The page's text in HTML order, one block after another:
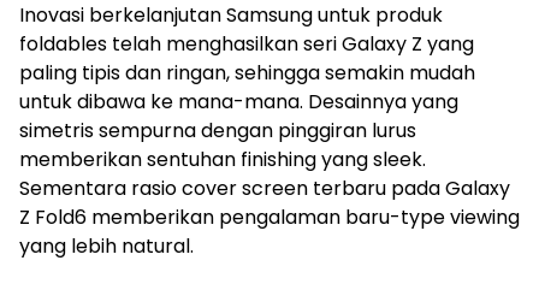
Inovasi berkelanjutan Samsung untuk produk
foldables telah menghasilkan seri Galaxy Z yang
paling tipis dan ringan, sehingga semakin mudah
untuk dibawa ke mana-mana. Desainnya yang
simetris sempurna dengan pinggiran lurus
memberikan sentuhan finishing yang sleek.
Sementara rasio cover screen terbaru pada Galaxy
Z Fold6 memberikan pengalaman baru-type viewing
yang lebih natural.